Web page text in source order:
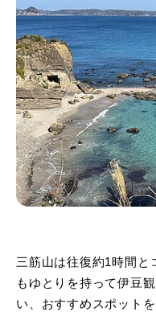
三筋山は往復約1時間と
もゆとりを持って伊豆
い、おすすめスポット